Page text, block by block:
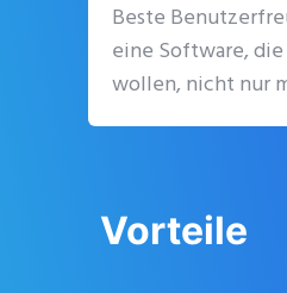
Beste
eine Software,
wollen, nicht nur
Vorteile